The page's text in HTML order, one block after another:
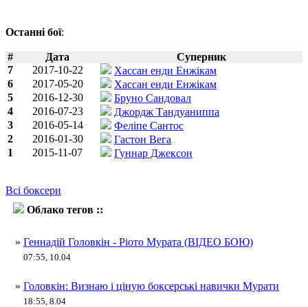
Останні бої:
# Дата
Суперник
7
2017-10-22
Хассан енди Енжікам
6
2017-05-20
Хассан енди Енжікам
5
2016-12-30
Бруно Сандовал
4
2016-07-23
Джордж Тандуаниппа
3
2016-05-14
Феліпе Сантос
2
2016-01-30
Гастон Вега
1
2015-11-07 Гуннар Джексон
Всі боксери
Облако тегов ::
» Геннадій Головкін - Ріото Мурата (ВІДЕО БОЮ)
07:55, 10.04
» Головкін: Визнаю і ціную боксерські навички Мурати
18:55, 8.04